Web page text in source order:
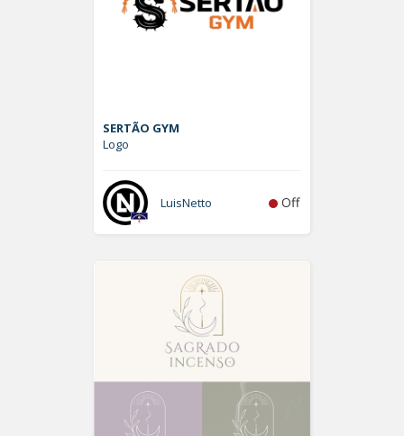
SERTÃO GYM
Logo
LuisNetto Off